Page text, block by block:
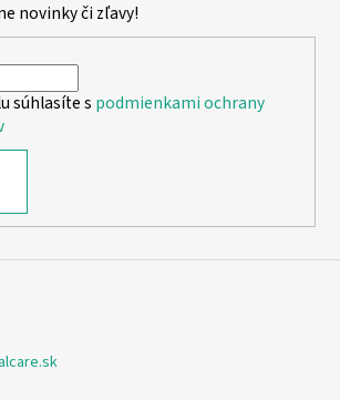
novinky či zľavy!
súhlasíte s podmienkami ochrany